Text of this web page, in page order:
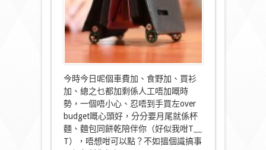
嘅
魔
鬼？
Living
Wallet
幫
幫
中
今時今日呢個車費加、食野加、買衫
加、總之乜都加剩係人工唔加嘅時
勢，一個唔小心、忍唔到手買左over
budget嘅心頭好，分分要月尾就係杯
麵、麵包同餅乾陪伴你（好似我咁T﹏
T），唔想咁可以點？不如搵個識搞事